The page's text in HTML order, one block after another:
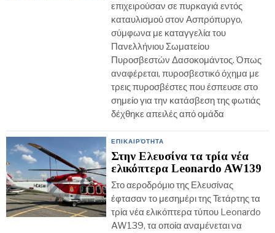
επιχειρούσαν σε πυρκαγιά εντός
καταυλισμού στον Ασπρόπυργο,
σύμφωνα με καταγγελία του
Πανελλήνιου Σωματείου
Πυροσβεστών Δασοκομάντος. Όπως
αναφέρεται, πυροσβεστικό όχημα με
τρεις πυροσβέστες που έσπευσε στο
σημείο για την κατάσβεση της φωτιάς
δέχθηκε απειλές από ομάδα
ΕΠΙΚΑΙΡΌΤΗΤΑ
Στην Ελευσίνα τα τρία νέα
ελικόπτερα Leonardo AW139
Στο αεροδρόμιο της Ελευσίνας
έφτασαν το μεσημέρι της Τετάρτης τα
τρία νέα ελικόπτερα τύπου Leonardo
AW139, τα οποία αναμένεται να